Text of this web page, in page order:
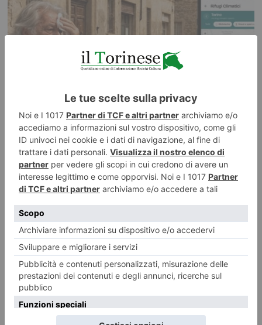
Ondate di calore, con Junker la mappa dei rifugi climatici di
Torino
Parchi, giardini, biblioteche, musei, case del quartiere e punti d’acqua: a
Torino i luoghi dove